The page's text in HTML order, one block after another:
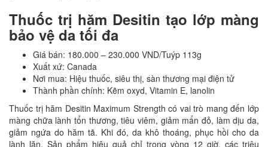
Thuốc trị hăm Desitin tạo lớp màng
bảo vệ da tối đa
Giá bán: 180.000 – 230.000 VND/Tuýp 113g
Xuất xứ: Canada
Nơi mua: Hiệu thuốc, siêu thị, sàn thương mại điện tử
Thành phần chính: Kẽm oxyd, Vitamin E, lanolin
Thuốc trị hăm Desitin Maximum Strength có vai trò mang đến lớp
màng chữa lành tổn thương, tiêu viêm, giảm mẩn đỏ, làm dịu da,
giảm ngứa do hăm tã. Khi đó, da khô thoáng, phục hồi cho da
lành lặn. Sản phẩm hiệu quả chỉ trong vòng 12 giờ, các triệu